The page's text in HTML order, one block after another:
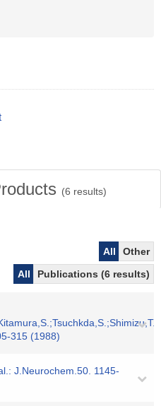
(6 results)
All
Other
All
Publications (6 results)
315 (1988)
J.Neurochem.50. 1145-